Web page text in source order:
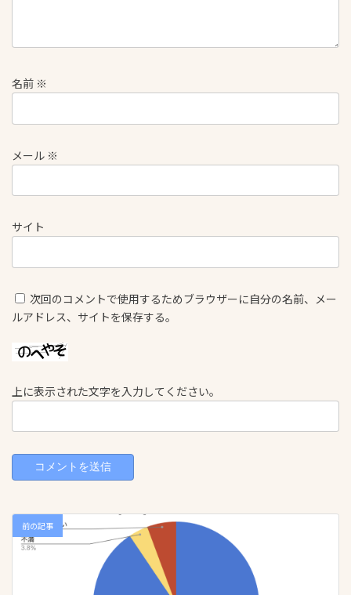
名前 ※
メール ※
サイト
次回のコメントで使用するためブラウザーに自分の名前、メー
ルアドレス、サイトを保存する。
上に表示された文字を入力してください。
前の記事